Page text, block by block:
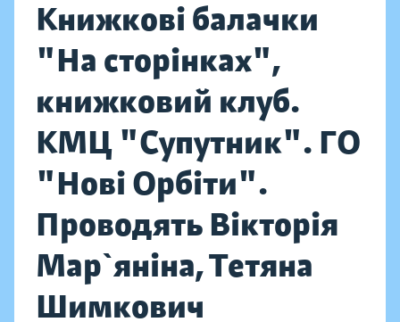
Книжкові балачки
"На сторінках",
книжковий клуб.
КМЦ "Супутник". ГО
"Нові Орбіти".
Проводять Вікторія
Мар`яніна, Тетяна
Шимкович